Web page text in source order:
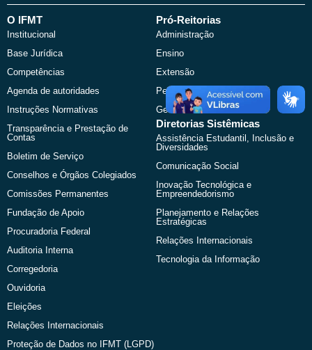
e
o
k
w
t
t
O IFMT
Institucional
Base Jurídica
Competências
Agenda de autoridades
Instruções Normativas
Transparência e Prestação de
Contas
Boletim de Serviço
Conselhos e Órgãos Colegiados
Comissões Permanentes
Fundação de Apoio
Procuradoria Federal
Auditoria Interna
Corregedoria
Ouvidoria
Eleições
Relações Internacionais
Proteção de Dados no IFMT (LGPD)
Pró-Reitorias
Administração
Ensino
Extensão
Pesquisa e Pós-Graduação
Gestão de Pessoas
Diretorias Sistêmicas
Assistência Estudantil, Inclusão e
Diversidades
Comunicação Social
Inovação Tecnológica e
Empreendedorismo
Planejamento e Relações
Estratégicas
Relações Internacionais
Tecnologia da Informação